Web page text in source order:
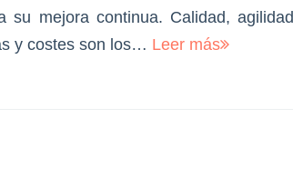
su mejora continua. Calidad, agilidad
y costes son los… Leer más